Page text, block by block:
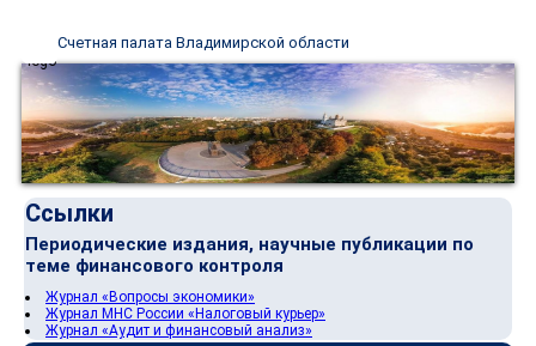
Счетная палата Владимирской области
Ссылки
Периодические издания, научные публикации по
теме финансового контроля
Журнал «Вопросы экономики»
Журнал МНС России «Налоговый курьер»
Журнал «Аудит и финансовый анализ»